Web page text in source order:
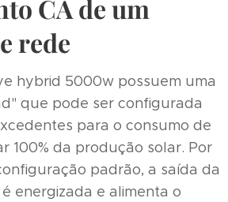
CA de um
rede
hybrid 5000w possuem uma
que pode ser configurada
para o consumo de
100% da produção solar. Por
padrão, a saída da
energizada e alimenta o